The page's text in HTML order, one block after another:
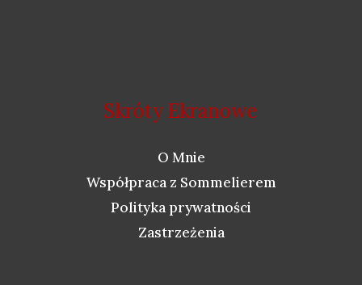
Skróty Ekranowe
O Mnie
Współpraca z Sommelierem
Polityka prywatności
Zastrzeżenia